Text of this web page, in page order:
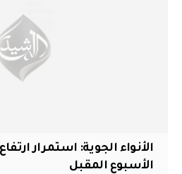
الأنواء الجوية: استمرار
الأسبوع المقبل